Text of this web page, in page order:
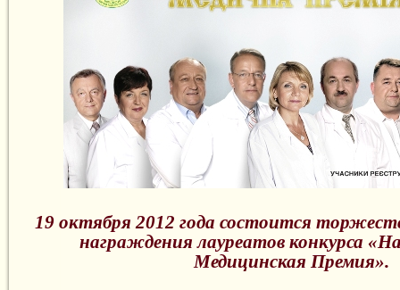
19 октября 2012 года состоится
награждения лауреатов конкурса
Медицинская Премия».